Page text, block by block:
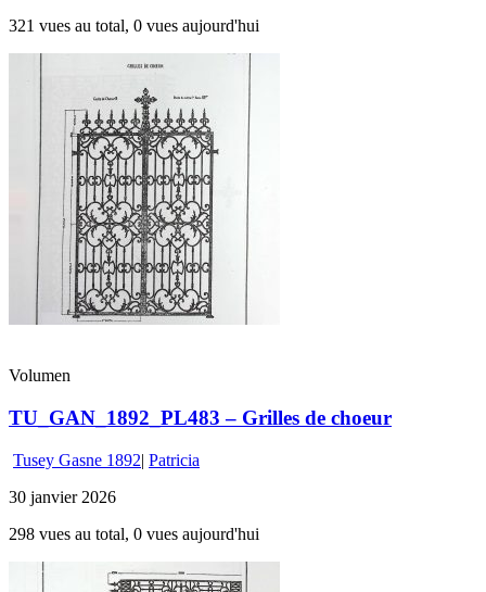
321 vues au total, 0 vues aujourd'hui
Volumen
TU_GAN_1892_PL483 – Grilles de choeur
Tusey Gasne 1892| Patricia
30 janvier 2026
298 vues au total, 0 vues aujourd'hui